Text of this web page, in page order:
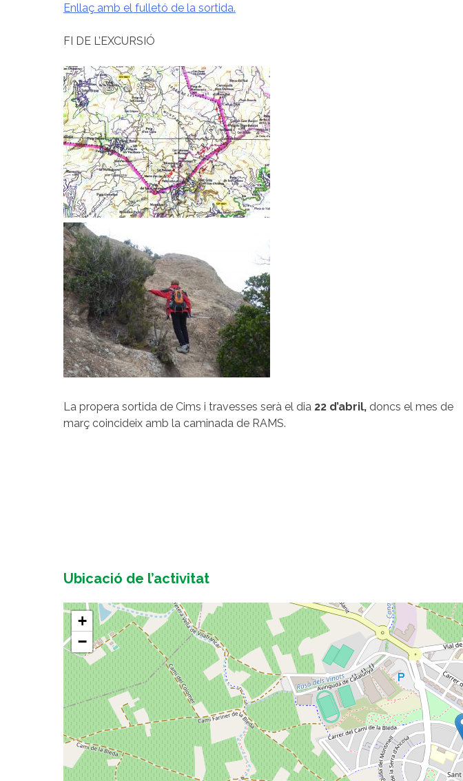
Enllaç amb el fulletó de la sortida.
FI DE L’EXCURSIÓ
La propera sortida de Cims i travesses serà el dia 22 d’abril, doncs el mes de
març coincideix amb la caminada de RAMS.
Ubicació de l’activitat
+
−